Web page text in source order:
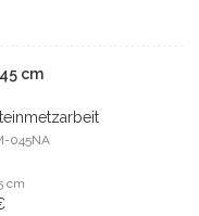
cm
045NA
cm